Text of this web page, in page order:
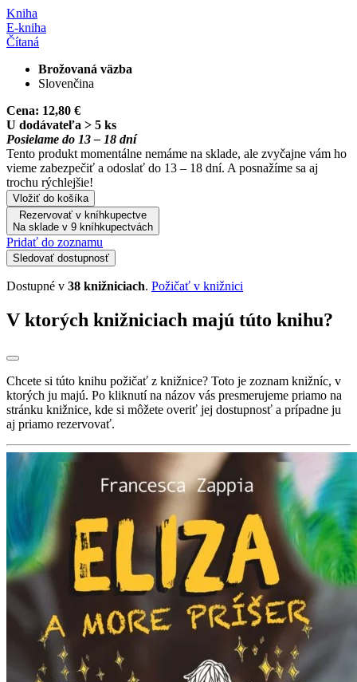
Kniha
E-kniha
Čítaná
Brožovaná väzba
Slovenčina
Cena: 12,80 €
U dodávateľa > 5 ks
Posielame do 13 – 18 dní
Tento produkt momentálne nemáme na sklade, ale zvyčajne vám ho
vieme zabezpečiť a odoslať do 13 – 18 dní. A posnažíme sa aj
trochu rýchlejšie!
Vložiť do košíka
Rezervovať v kníhkupectve
Na sklade v 9 kníhkupectvách
Pridať do zoznamu
Sledovať dostupnosť
Dostupné v 38 knižniciach. Požičať v knižnici
V ktorých knižniciach majú túto knihu?
Chcete si túto knihu požičať z knižnice? Toto je zoznam knižníc, v
ktorých ju majú. Po kliknutí na názov vás presmerujeme priamo na
stránku knižnice, kde si môžete overiť jej dostupnosť a prípadne ju
aj priamo rezervovať.